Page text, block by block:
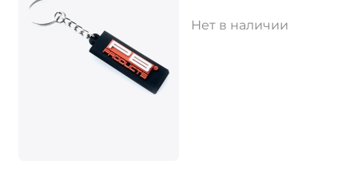
Нет в наличии